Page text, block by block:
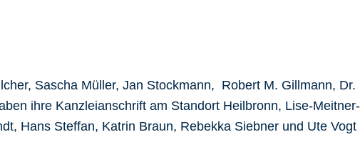
Sascha Müller, Jan Stockmann, Robert M. Gillmann,
ihre Kanzleianschrift am Standort Heilbronn, Lise-
Hans Steffan, Katrin Braun, Rebekka Siebner und Ute